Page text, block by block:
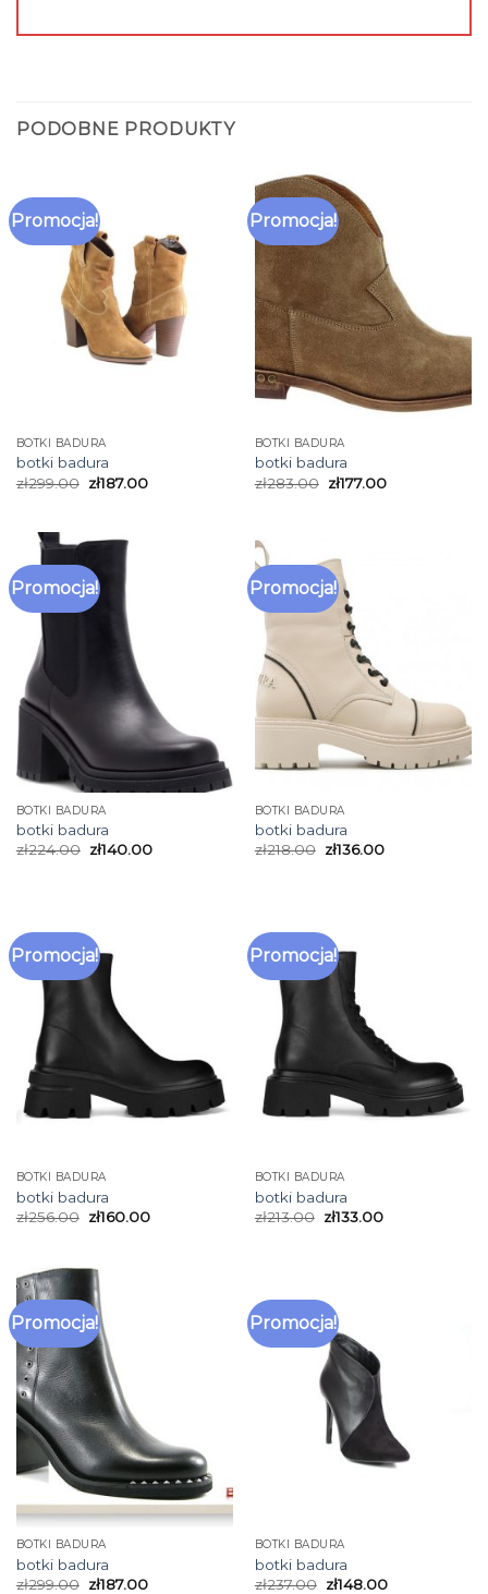
PODOBNE PRODUKTY
Promocja!
BOTKI BADURA
botki badura
zł299.00 zł187.00
Promocja!
BOTKI BADURA
botki badura
zł283.00 zł177.00
Promocja!
BOTKI BADURA
botki badura
zł224.00 zł140.00
Promocja!
BOTKI BADURA
botki badura
zł218.00 zł136.00
Promocja!
BOTKI BADURA
botki badura
zł256.00 zł160.00
Promocja!
BOTKI BADURA
botki badura
zł213.00 zł133.00
Promocja!
BOTKI BADURA
botki badura
zł299.00 zł187.00
Promocja!
BOTKI BADURA
botki badura
zł237.00 zł148.00